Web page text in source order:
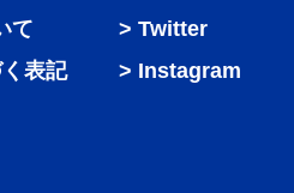
て
表記
Twitter
Instagram